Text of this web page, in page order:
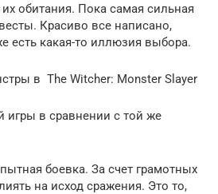
обитания. Пока самая сильная
Красиво все написано,
есть какая-то иллюзия выбора.
в The Witcher: Monster Slayer
игры в сравнении с той же
боевка. За счет грамотных
на исход сражения. Это то,